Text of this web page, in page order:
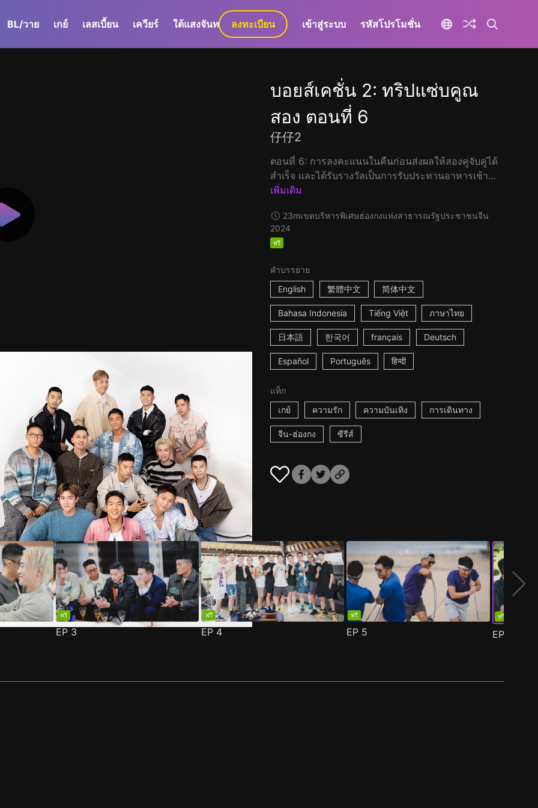
BL/วาย เกย์ เลสเบี้ยน เควียร์ ใต้แสงจันทร์ GaLa+
ลงทะเบียน เข้าสู่ระบบ รหัสโปรโมชั่น
บอยส์เคชั่น 2: ทริปแซ่บคูณ
สอง ตอนที่ 6
仔仔2
ตอนที่ 6: การลงคะแนนในคืนก่อนส่งผลให้สองคู่จับคู่ได้
สำเร็จ และได้รับรางวัลเป็นการรับประทานอาหารเช้า...
เพิ่มเติม
23mเขตบริหารพิเศษฮ่องกงแห่งสาธารณรัฐประชาชนจีน
2024
ฟรี
คำบรรยาย
English
繁體中文 简体中文
Bahasa Indonesia Tiếng Việt ภาษาไทย
日本語 한국어 français Deutsch
Español Português हिन्दी
แท็ก
เกย์
ความรัก ความบันเทิง การเดินทาง
จีน-ฮ่องกง ซีรีส์
ฟรี
EP 3
ฟรี
EP 4
ฟรี
EP 5
ฟรี
EP